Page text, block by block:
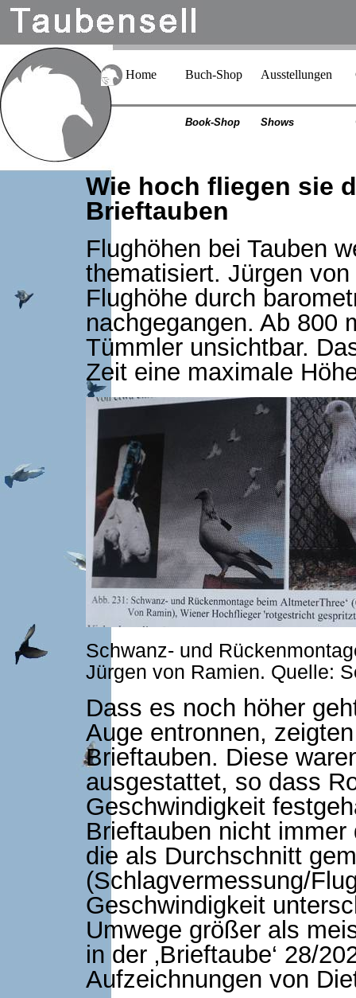
Home Buch-Shop Ausstellungen
Book-Shop Shows
Wie hoch fliegen sie
Brieftauben
Flughöhen bei Tauben
thematisiert. Jürgen
Flughöhe durch
nachgegangen. Ab 800
Tümmler unsichtbar.
Zeit eine maximale
Schwanz- und
Jürgen von Ramien. Quelle:
Dass es noch höher
Auge entronnen,
Brieftauben. Diese
ausgestattet, so dass
Geschwindigkeit
Brieftauben nicht
die als Durchschnitt
(Schlagvermessung/
Geschwindigkeit
Umwege größer als
in der ‚Brieftaube‘ 28/
Aufzeichnungen von